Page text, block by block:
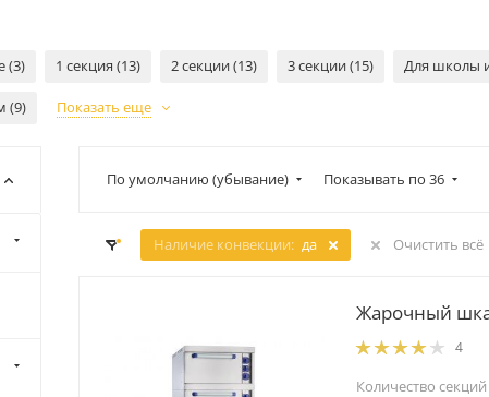
(3) 1 секция (13) 2 секции (13) 3 секции (15) Для школы и
(9) Показать еще
По умолчанию (убывание) Показывать по 36
Наличие конвекции: да Очистить всё
Жарочный
4
Количество секций